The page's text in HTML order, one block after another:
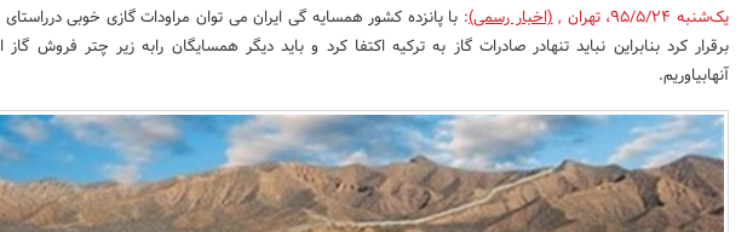
یک‌شنبه 95/5/24 ،تهران ,(اخبار رسمی): با پانزده کشور همسایه گی ایران می توان مراودات گازی خوبی
برقرار کرد بنابراین نباید تنهادر صادرات گاز به ترکیه اکتفا کرد و باید دیگر همسایگان رابه زیر چتر فروش گاز
آنهابیاوریم.